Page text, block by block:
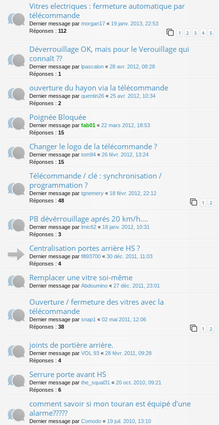
Vitres electriques : fermeture automatique par
télécommande
Dernier message par morgan17 « 19 janv. 2013, 22:53
Réponses : 112 1 2 3 4 5
Déverrouillage OK, mais pour le Verouillage qui
connaît ??
Dernier message par lpascalon « 28 avr. 2012, 08:28
Réponses : 1
ouverture du hayon via la télécommande
Dernier message par quentin26 « 25 avr. 2012, 10:34
Réponses : 2
Poignée Bloquée
Dernier message par fab01 « 22 mars 2012, 18:53
Réponses : 15
Changer le logo de la télécommande ?
Dernier message par tom94 « 26 févr. 2012, 13:24
Réponses : 15
Télécommande / clé : synchronisation /
programmation ?
Dernier message par tgnemery « 18 févr. 2012, 22:12
Réponses : 48 1 2
PB dévérrouillage aprés 20 km/h....
Dernier message par lmic62 « 18 janv. 2012, 10:31
Réponses : 3
Centralisation portes arrière HS ?
Dernier message par fifi93700 « 30 déc. 2011, 11:03
Réponses : 4
Remplacer une vitre soi-même
Dernier message par Abdoumino « 27 déc. 2011, 23:01
Ouverture / fermeture des vitres avec la
télécommande
Dernier message par snap1 « 02 mai 2011, 12:06
Réponses : 38 1 2
joints de portière arrière.
Dernier message par VOL 93 « 28 févr. 2011, 09:28
Réponses : 4
Serrure porte avant HS
Dernier message par the_squal31 « 20 oct. 2010, 09:21
Réponses : 6
comment savoir si mon touran est équipé d'une
alarme?????
Dernier message par Comodo « 19 juil. 2010, 13:10